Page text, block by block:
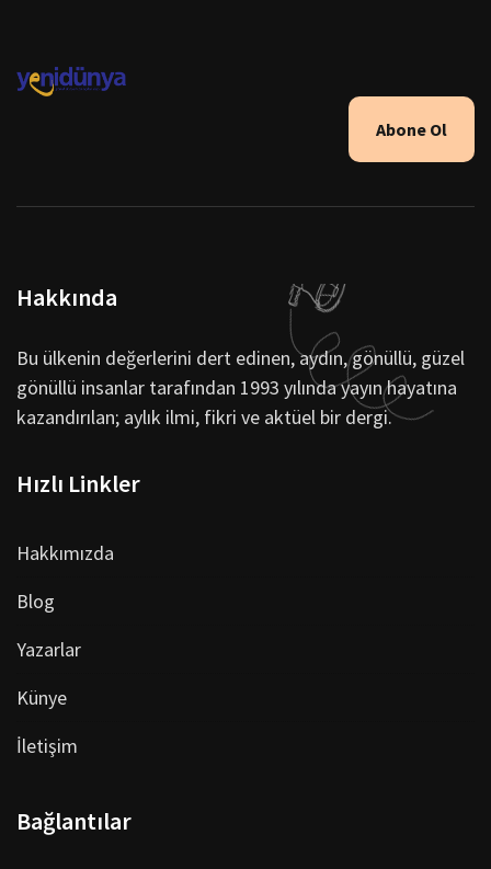
Abone Ol
Hakkında
Bu ülkenin değerlerini dert edinen, aydın, gönüllü, güzel
gönüllü insanlar tarafından 1993 yılında yayın hayatına
kazandırılan; aylık ilmi, fikri ve aktüel bir dergi.
Hızlı Linkler
Hakkımızda
Blog
Yazarlar
Künye
İletişim
Bağlantılar